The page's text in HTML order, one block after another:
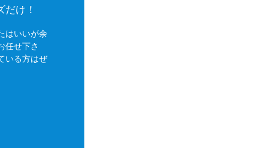
け！
はいいが余
任せ下さ
いる方はぜ